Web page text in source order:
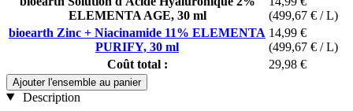
ELEMENTA AGE, 30 ml
(499,67 € / L)
bioearth Zinc + Niacinamide 11% ELEMENTA
PURIFY, 30 ml
14,99 €
(499,67 € / L)
Coût total :
29,98 €
Ajouter l'ensemble au panier
Description